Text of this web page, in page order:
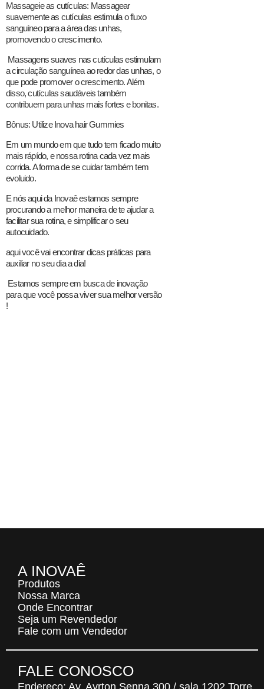
Massageie as cutículas: Massagear
suavemente as cutículas estimula o fluxo
sanguíneo para a área das unhas,
promovendo o crescimento.
Massagens suaves nas cutículas estimulam
a circulação sanguínea ao redor das unhas, o
que pode promover o crescimento. Além
disso, cutículas saudáveis também
contribuem para unhas mais fortes e bonitas.
Bônus: Utilize Inova hair Gummies
Em um mundo em que tudo tem ficado muito
mais rápído, e nossa rotina cada vez mais
corrida. A forma de se cuidar também tem
evoluido.
E nós aqui da Inovaê estamos sempre
procurando a melhor maneira de te ajudar a
facilitar sua rotina, e simplificar o seu
autocuidado.
aqui você vai encontrar dicas práticas para
auxiliar no seu dia a dia!
Estamos sempre em busca de inovação
para que você possa viver sua melhor versão
!
A INOVAÊ
Produtos
Nossa Marca
Onde Encontrar
Seja um Revendedor
Fale com um Vendedor
FALE CONOSCO
Endereço: Av. Ayrton Senna,300 / sala 1202 Torre